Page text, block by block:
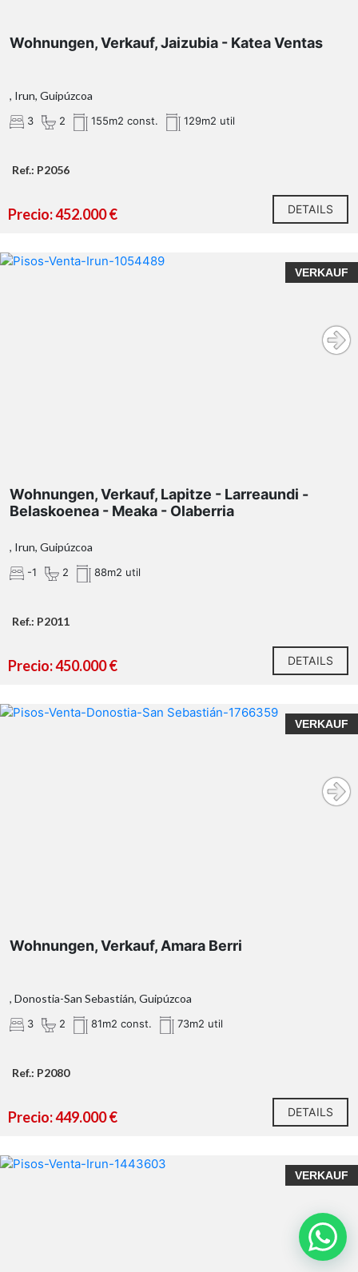
Wohnungen, Verkauf, Jaizubia - Katea Ventas
, Irun, Guipúzcoa
3 2 155m2 const. 129m2 util
Ref.: P2056
Precio: 452.000 € DETAILS
VERKAUF
Wohnungen, Verkauf, Lapitze - Larreaundi -
Belaskoenea - Meaka - Olaberria
, Irun, Guipúzcoa
-1 2 88m2 util
Ref.: P2011
Precio: 450.000 € DETAILS
VERKAUF
Wohnungen, Verkauf, Amara Berri
, Donostia-San Sebastián, Guipúzcoa
3 2 81m2 const. 73m2 util
Ref.: P2080
Precio: 449.000 € DETAILS
VERKAUF